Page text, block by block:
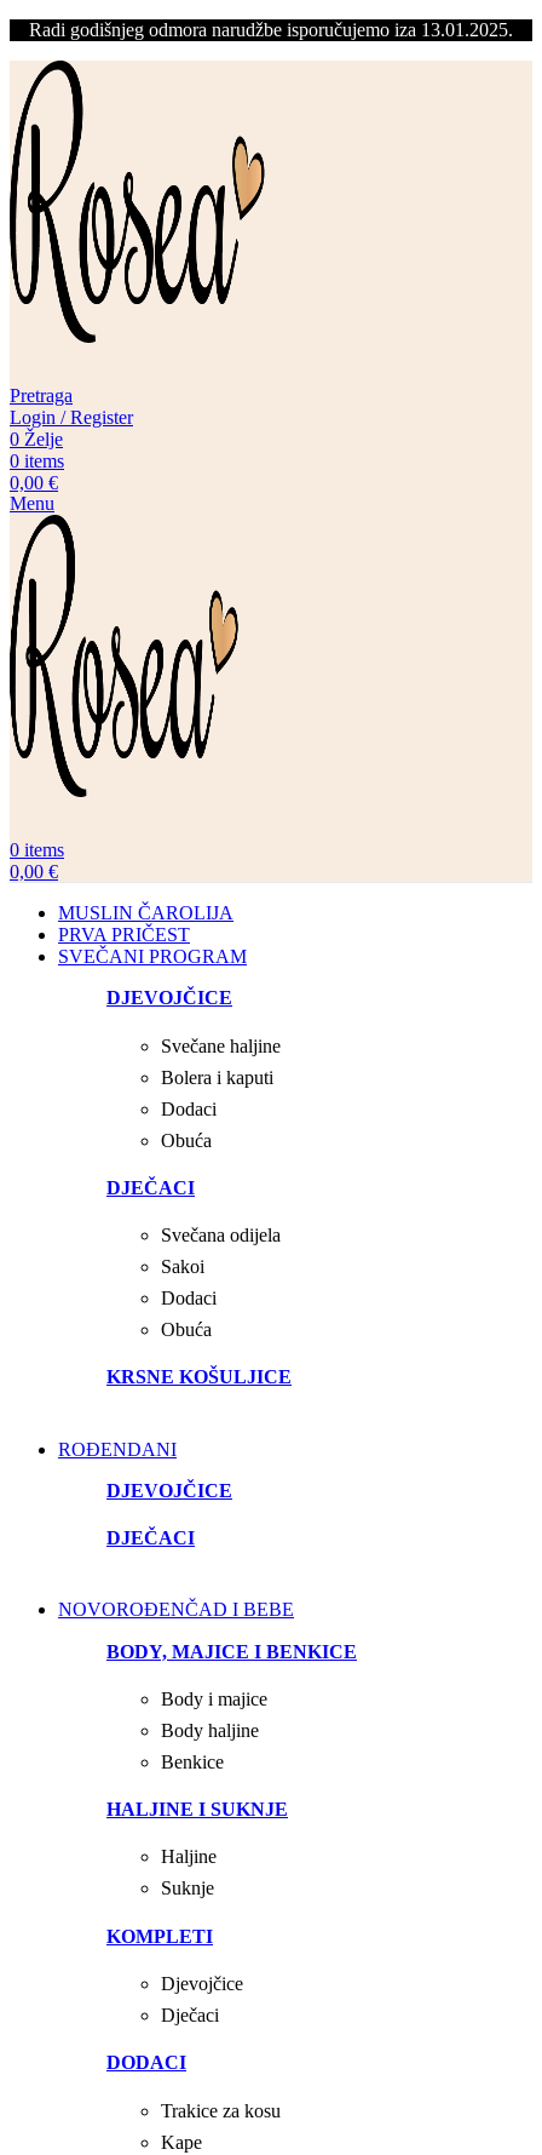
Radi godišnjeg odmora narudžbe isporučujemo iza 13.01.2025.
Pretraga
Login / Register
0 Želje
0 items
0,00 €
Menu
0 items
0,00 €
MUSLIN ČAROLIJA
PRVA PRIČEST
SVEČANI PROGRAM
DJEVOJČICE
Svečane haljine
Bolera i kaputi
Dodaci
Obuća
DJEČACI
Svečana odijela
Sakoi
Dodaci
Obuća
KRSNE KOŠULJICE
ROĐENDANI
DJEVOJČICE
DJEČACI
NOVOROĐENČAD I BEBE
BODY, MAJICE I BENKICE
Body i majice
Body haljine
Benkice
HALJINE I SUKNJE
Haljine
Suknje
KOMPLETI
Djevojčice
Dječaci
DODACI
Trakice za kosu
Kape